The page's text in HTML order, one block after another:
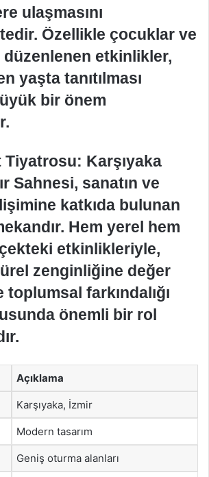
ulaşmasını
Özellikle çocuklar ve
etkinlikler,
yaşta tanıtılması
bir önem
Tiyatrosu: Karşıyaka
Sahnesi, sanatın ve
katkıda bulunan
Hem yerel hem
etkinlikleriyle,
zenginliğine değer
farkındalığı
önemli bir rol
Açıklama
Karşıyaka, İzmir
Modern tasarım
Geniş oturma alanları